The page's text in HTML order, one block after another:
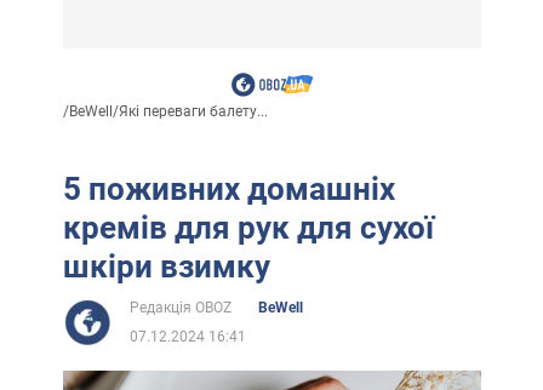
/BeWell/Які переваги балету...
5 поживних домашніх
кремів для рук для сухої
шкіри взимку
Редакція OBOZ
BeWell
07.12.2024 16:41